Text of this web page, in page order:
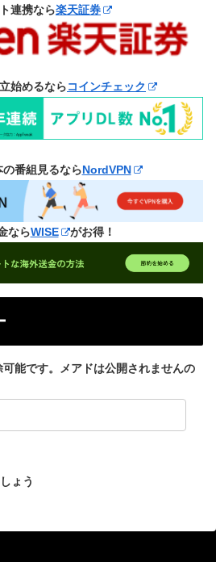
連携なら楽天証券
始めるならコインチェック
番組見るならNordVPN
ならWISE がお得！
能です。メアドは公開されませんの
ょう